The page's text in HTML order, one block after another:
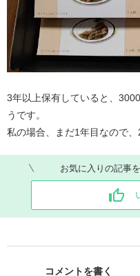
3年以上保有していると、
うです。
私の場合、まだ1年目なので、
お気に入りの記事
コメントを書く